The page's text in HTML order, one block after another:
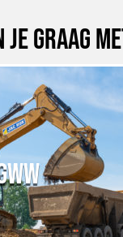
je graag